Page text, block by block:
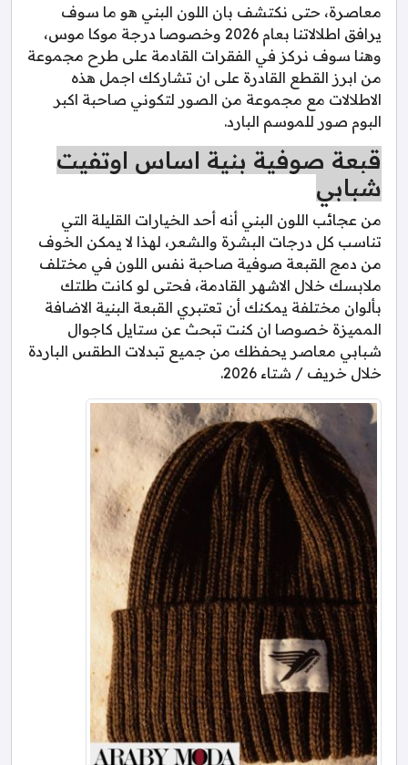
معاصرة، حتى نكتشف بان اللون البني هو ما سوف
يرافق اطلالاتنا بعام 2026 وخصوصا درجة موكا موس،
وهنا سوف نركز في الفقرات القادمة على طرح مجموعة
من ابرز القطع القادرة على ان تشاركك اجمل هذه
الاطلالات مع مجموعة من الصور لتكوني صاحبة اكبر
البوم صور للموسم البارد.
قبعة صوفية بنية اساس اوتفيت
شبابي
من عجائب اللون البني أنه أحد الخيارات القليلة التي
تناسب كل درجات البشرة والشعر، لهذا لا يمكن الخوف
من دمج القبعة صوفية صاحبة نفس اللون في مختلف
ملابسك خلال الاشهر القادمة، فحتى لو كانت طلتك
بألوان مختلفة يمكنك أن تعتبري القبعة البنية الاضافة
المميزة خصوصا ان كنت تبحث عن ستايل كاجوال
شبابي معاصر يحفظك من جميع تبدلات الطقس الباردة
خلال خريف / شتاء 2026.